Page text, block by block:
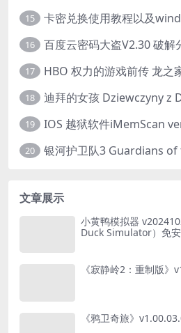
15 卡密兑换使用教程以及
16 百度云密码大盗V2.30 破解
17
18
19
20
文章展示
小黄鸭模拟器
Duck Simulator）免安
《寂静岭2：重制版
《鸦卫奇旅》